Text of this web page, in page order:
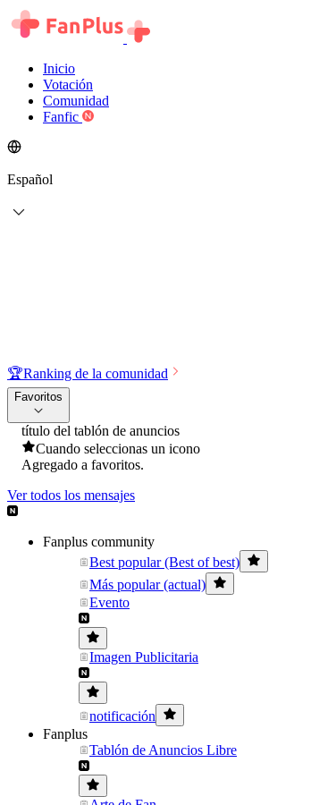
Inicio
Votación
Comunidad
Fanfic
Español
🏆Ranking de la comunidad
Favoritos
título del tablón de anuncios
Cuando seleccionas un icono
Agregado a favoritos.
Ver todos los mensajes
Fanplus community
Best popular (Best of best)
Más popular (actual)
Evento
Imagen Publicitaria
notificación
Fanplus
Tablón de Anuncios Libre